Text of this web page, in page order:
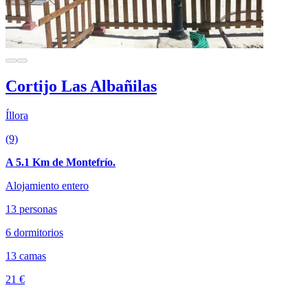
Cortijo Las Albañilas
Íllora
(9)
A 5.1 Km de Montefrío.
Alojamiento entero
13 personas
6 dormitorios
13 camas
21 €